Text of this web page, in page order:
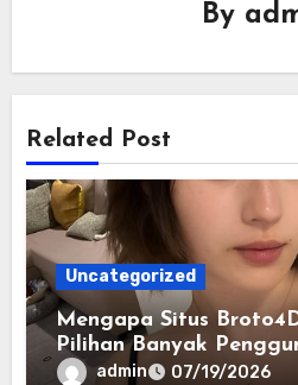
By
Related Post
Uncategorized
Mengapa Situs
Pilihan Banyak
admin 07/19/2026